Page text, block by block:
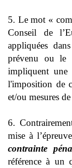
5. Le mot «
Conseil de
appliquées
prévenu ou le
impliquent une
l'imposition de
et/ou mesures
6.
mise à
contrainte
référence à un